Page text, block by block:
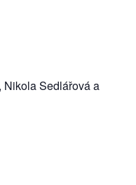
Sedlářová a